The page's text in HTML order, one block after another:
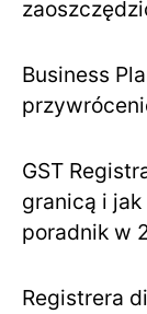
Business
GST
granicą i
poradnik w
Registrera